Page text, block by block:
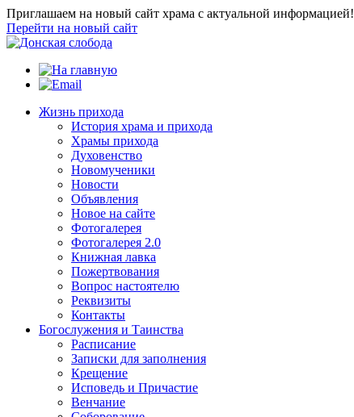
Приглашаем на новый сайт храма с актуальной информацией!
Перейти на новый сайт
Жизнь прихода
История храма и прихода
Храмы прихода
Духовенство
Новомученики
Новости
Объявления
Новое на сайте
Фотогалерея
Фотогалерея 2.0
Книжная лавка
Пожертвования
Вопрос настоятелю
Реквизиты
Контакты
Богослужения и Таинства
Расписание
Записки для заполнения
Крещение
Исповедь и Причастие
Венчание